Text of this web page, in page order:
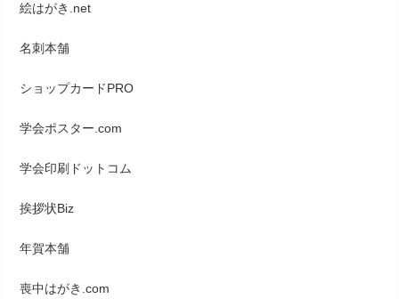
絵はがき.net
名刺本舗
ショップカードPRO
学会ポスター.com
学会印刷ドットコム
挨拶状Biz
年賀本舗
喪中はがき.com